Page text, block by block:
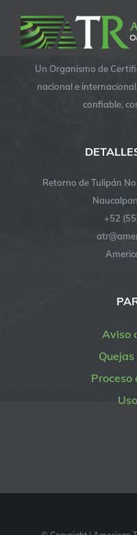
Un Organismo de
nacional e
confiable,
Retorno de Tulipán
+52
Aviso
Proceso